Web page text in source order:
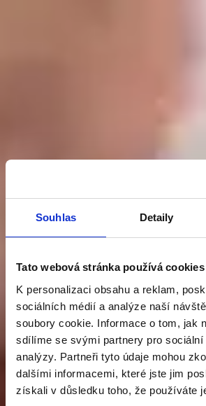
Souhlas Detaily
Tato webová stránka používá cookies
K personalizaci obsahu a reklam,
sociálních médií a analýze naší
soubory cookie. Informace o tom, jak
sdílíme se svými partnery pro sociální
analýzy. Partneři tyto údaje mohou
dalšími informacemi, které jste jim
získali v důsledku toho, že používáte
PATENT V
O
Graminex Flower